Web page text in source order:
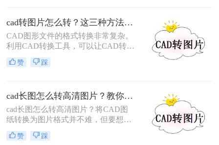
输和查看图纸内容。今天就给大家分
享两个CAD转图片的转换方法，转换
速度快、质量高！赶紧一起来学习
cad转图片怎么转？这三种方法快速转换！
CAD图形文件的格式转换非常复杂。
利用CAD转换工具，可以让CAD转换
成图画更容易。比如，把CAD转化为
图画，可以使办公更有效率。那么cad
赞 踩
cad长图怎么转高清图片？教你两个靠谱的方法！
​cad长图怎么转高清图片？将CAD图
纸转换为图片格式并不难，但要想更
快更简单的完成转换还是需要一些技
巧的。分享两种可以快速完成转换的
赞 踩